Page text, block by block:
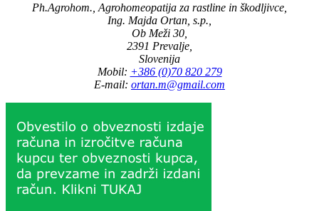
Ph.Agrohom., Agrohomeopatija za rastline in škodljivce,
Ing. Majda Ortan, s.p.,
Ob Meži 30,
2391 Prevalje,
Slovenija
Mobil: +386 (0)70 820 279
E-mail: ortan.m@gmail.com